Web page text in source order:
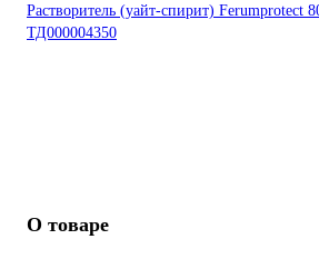
Растворитель (уайт-спирит) Ferumprotect
ТД000004350
О товаре